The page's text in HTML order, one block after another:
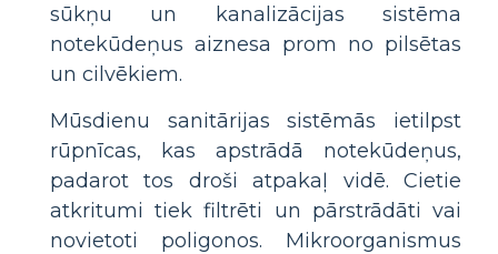
sūkņu un kanalizācijas sistēma
notekūdeņus aiznesa prom no pilsētas
un cilvēkiem.
Mūsdienu sanitārijas sistēmās ietilpst
rūpnīcas, kas apstrādā notekūdeņus,
padarot tos droši atpakaļ vidē. Cietie
atkritumi tiek filtrēti un pārstrādāti vai
novietoti poligonos. Mikroorganismus